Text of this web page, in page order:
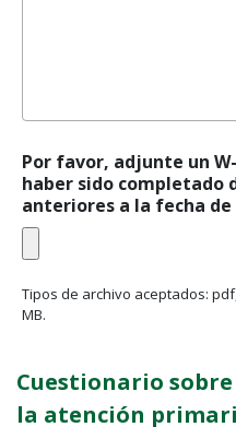
Por favor, adjunte un
haber sido completado
anteriores a la fecha de
Tipos de archivo aceptados:
MB.
Cuestionario
la atención